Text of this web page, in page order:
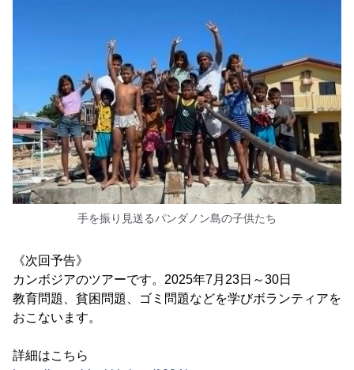
手を振り見送るパンダノン島の子供たち
《次回予告》
カンボジアのツアーです。2025年7月23日～30日
教育問題、貧困問題、ゴミ問題などを学びボランティアを
おこないます。
詳細はこちら